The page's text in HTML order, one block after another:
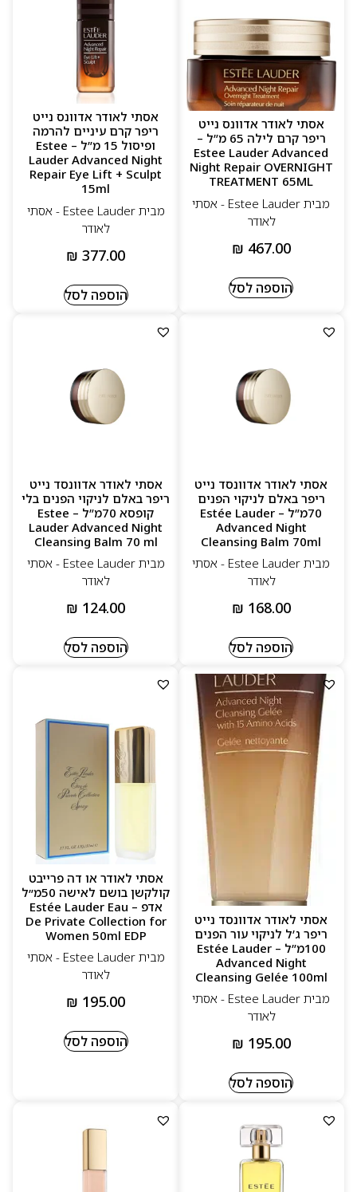
אסתי לאודר אדוונס נייט
ריפר קרם לילה 65 מ”ל –
Estee Lauder Advanced
Night Repair OVERNIGHT
TREATMENT 65ML
מבית Estee Lauder - אסתי
לאודר
₪ 467.00
הוספה לסל
אסתי לאודר אדוונס נייט
ריפר קרם עיניים להרמה
ופיסול 15 מ”ל – Estee
Lauder Advanced Night
Repair Eye Lift + Sculpt
15ml
מבית Estee Lauder - אסתי
לאודר
₪ 377.00
הוספה לסל
אסתי לאודר אדוונסד נייט
ריפר באלם לניקוי הפנים
70מ”ל – Estée Lauder
Advanced Night
Cleansing Balm 70ml
מבית Estee Lauder - אסתי
לאודר
₪ 168.00
הוספה לסל
אסתי לאודר אדוונסד נייט
ריפר באלם לניקוי הפנים בלי
קופסא 70מ”ל – Estee
Lauder Advanced Night
Cleansing Balm 70 ml
מבית Estee Lauder - אסתי
לאודר
₪ 124.00
הוספה לסל
אסתי לאודר אדוונסד נייט
ריפר ג’ל לניקוי עור הפנים
100מ”ל – Estée Lauder
Advanced Night
Cleansing Gelée 100ml
מבית Estee Lauder - אסתי
לאודר
₪ 195.00
הוספה לסל
אסתי לאודר או דה פרייבט
קולקשן בושם לאישה 50מ״ל
אדפ – Estée Lauder Eau
De Private Collection for
Women 50ml EDP
מבית Estee Lauder - אסתי
לאודר
₪ 195.00
הוספה לסל